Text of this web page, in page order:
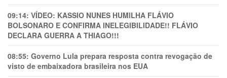
09:14: VÍDEO: KASSIO NUNES HUMlLHA FLÁVIO
BOLSONARO E CONFIRMA INELEGIBILIDADE!! FLÁVIO
DECLARA GUERRA A THIAGO!!!
08:55: Governo Lula prepara resposta contra revogação de
visto de embaixadora brasileira nos EUA